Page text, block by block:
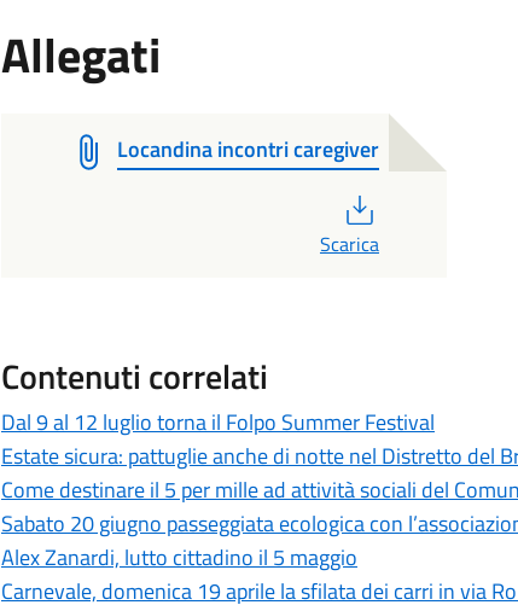
Allegati
Locandina incontri caregiver
Scarica
Contenuti correlati
Dal 9 al 12 luglio torna il Folpo Summer Festival
Estate sicura: pattuglie anche di notte nel Distretto del
Come destinare il 5 per mille ad attività sociali del
Sabato 20 giugno passeggiata ecologica con
Alex Zanardi, lutto cittadino il 5 maggio
Carnevale, domenica 19 aprile la sfilata dei carri in via